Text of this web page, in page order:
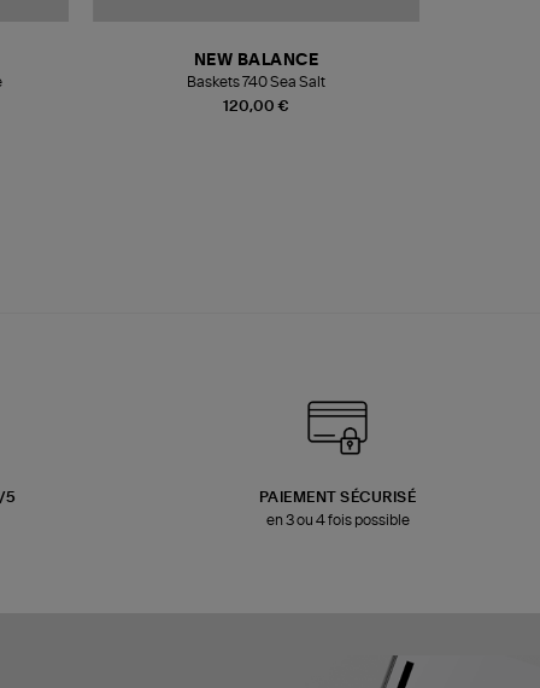
120,00 €
NEW BALANCE
Baskets 740 Sea Salt
5
PAIEMENT SÉCURISÉ
en 3 ou 4 fois possible